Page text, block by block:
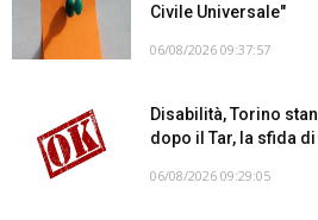
Civile Universale"
06/08/2026 09:37:57
Disabilità, Torino
dopo il Tar, la sfida
06/08/2026 09:29:05